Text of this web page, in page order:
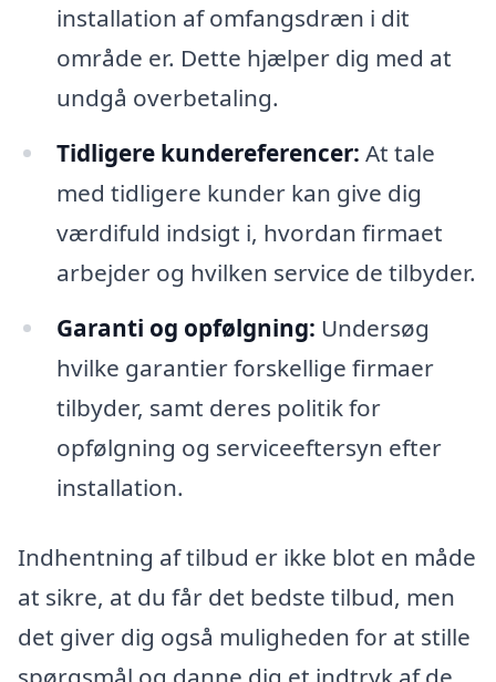
installation af omfangsdræn i dit
område er. Dette hjælper dig med at
undgå overbetaling.
Tidligere kundereferencer: At tale
med tidligere kunder kan give dig
værdifuld indsigt i, hvordan firmaet
arbejder og hvilken service de tilbyder.
Garanti og opfølgning: Undersøg
hvilke garantier forskellige firmaer
tilbyder, samt deres politik for
opfølgning og serviceeftersyn efter
installation.
Indhentning af tilbud er ikke blot en måde
at sikre, at du får det bedste tilbud, men
det giver dig også muligheden for at stille